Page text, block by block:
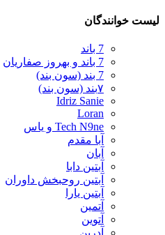
لیست خوانندگان
7 باند
7 باند و بهروز صفاریان
7 بند (سون بند)
۷بند (سون بند)
Idriz Sanie
Loran
Tech N9ne و یاس
آبا مقدم
آبان
آبتین دابا
آبتین روحبخش داوران
آبتین یارا
آتمین
آتوین